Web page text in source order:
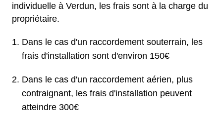
individuelle à Verdun, les frais sont à la charge du
propriétaire.
Dans le cas d'un raccordement souterrain, les
frais d'installation sont d'environ 150€
Dans le cas d'un raccordement aérien, plus
contraignant, les frais d'installation peuvent
atteindre 300€